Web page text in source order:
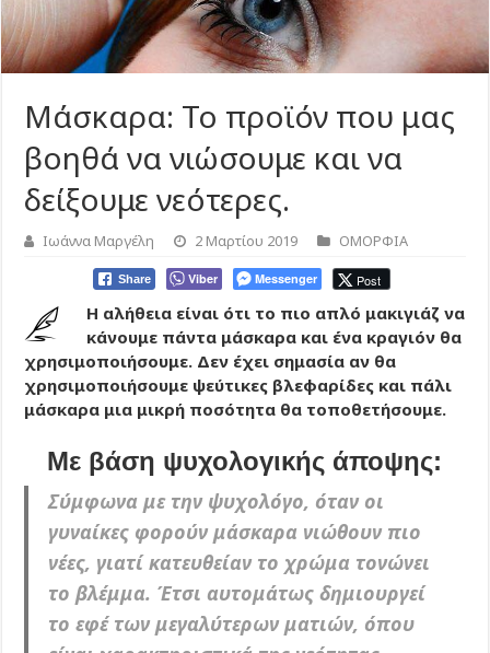
Μάσκαρα: To προϊόν που μας
βοηθά να νιώσουμε και να
δείξουμε νεότερες.
Ιωάννα Μαργέλη 2 Μαρτίου 2019 ΟΜΟΡΦΙΑ
Share Viber Messenger Post
Η αλήθεια είναι ότι το πιο απλό μακιγιάζ να
κάνουμε πάντα μάσκαρα και ένα κραγιόν θα
χρησιμοποιήσουμε. Δεν έχει σημασία αν θα
χρησιμοποιήσουμε ψεύτικες βλεφαρίδες και πάλι
μάσκαρα μια μικρή ποσότητα θα τοποθετήσουμε.
Με βάση ψυχολογικής άποψης:
Σύμφωνα με την ψυχολόγο, όταν οι
γυναίκες φορούν μάσκαρα νιώθουν πιο
νέες, γιατί κατευθείαν το χρώμα τονώνει
το βλέμμα. Έτσι αυτομάτως δημιουργεί
το εφέ των μεγαλύτερων ματιών, όπου